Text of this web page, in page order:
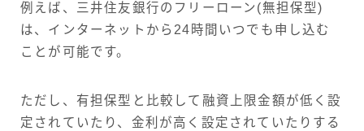
例えば、三井住友銀行のフリーローン(無担保型)
は、インターネットから24時間いつでも申し込む
ことが可能です。
ただし、有担保型と比較して融資上限金額が低く設
定されていたり、金利が高く設定されていたりする